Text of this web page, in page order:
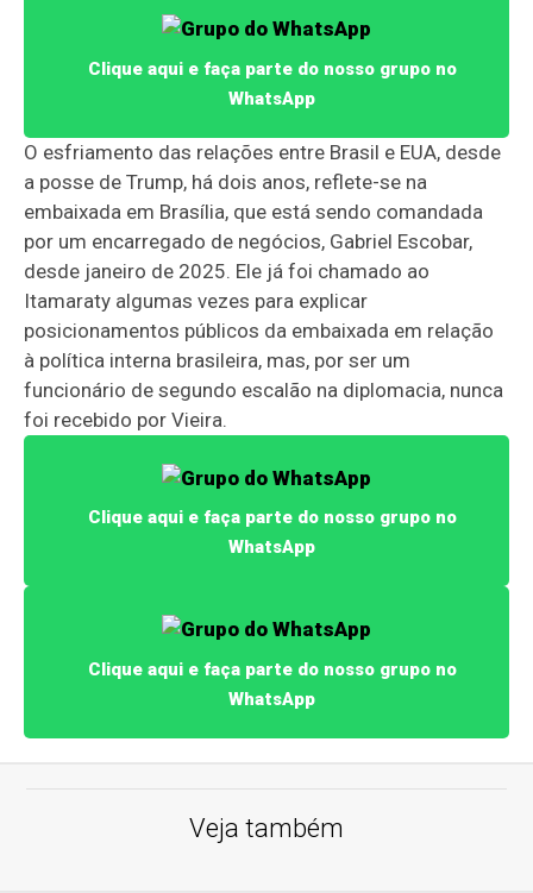
Clique aqui e faça parte do nosso grupo no
WhatsApp
O esfriamento das relações entre Brasil e EUA, desde
a posse de Trump, há dois anos, reflete-se na
embaixada em Brasília, que está sendo comandada
por um encarregado de negócios, Gabriel Escobar,
desde janeiro de 2025. Ele já foi chamado ao
Itamaraty algumas vezes para explicar
posicionamentos públicos da embaixada em relação
à política interna brasileira, mas, por ser um
funcionário de segundo escalão na diplomacia, nunca
foi recebido por Vieira.
Clique aqui e faça parte do nosso grupo no
WhatsApp
Clique aqui e faça parte do nosso grupo no
WhatsApp
Veja também